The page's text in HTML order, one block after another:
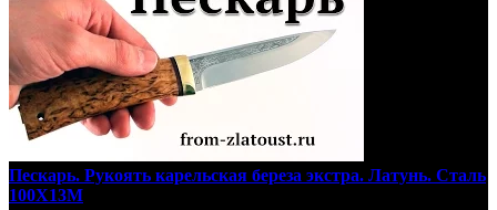
Пескарь. Рукоять карельская береза экстра. Латунь. Сталь
100Х13М